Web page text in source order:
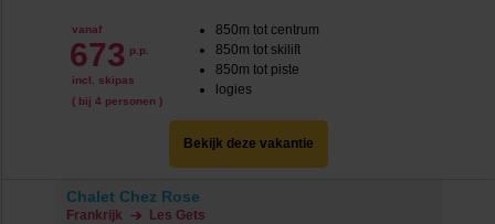
vanaf
673 p.p.
incl. skipas
( bij 4 personen )
850m tot centrum
850m tot skilift
850m tot piste
logies
Bekijk deze vakantie
Chalet Chez Rose
Frankrijk Les Gets